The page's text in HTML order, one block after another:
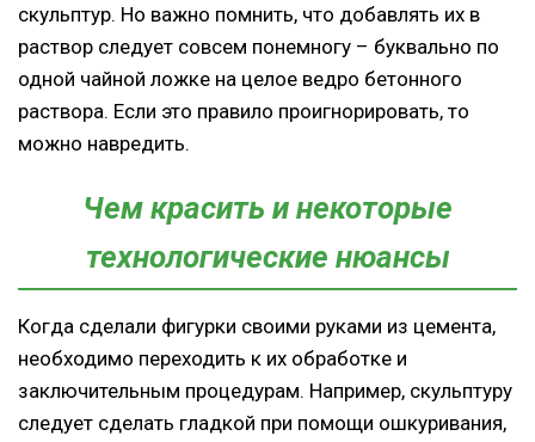
скульптур. Но важно помнить, что добавлять их в
раствор следует совсем понемногу – буквально по
одной чайной ложке на целое ведро бетонного
раствора. Если это правило проигнорировать, то
можно навредить.
Чем красить и некоторые
технологические нюансы
Когда сделали фигурки своими руками из цемента,
необходимо переходить к их обработке и
заключительным процедурам. Например, скульптуру
следует сделать гладкой при помощи ошкуривания,